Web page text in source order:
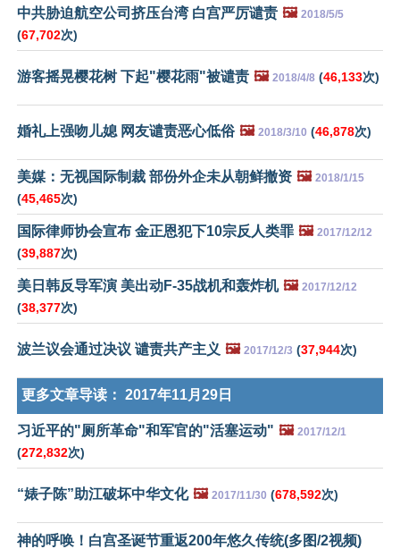
中共胁迫航空公司挤压台湾 白宫严厉谴责 🖼️ 2018/5/5
(67,702次)
游客摇晃樱花树 下起"樱花雨"被谴责 🖼️ 2018/4/8 (46,133次)
婚礼上强吻儿媳 网友谴责恶心低俗 🖼️ 2018/3/10 (46,878次)
美媒：无视国际制裁 部份外企未从朝鲜撤资 🖼️ 2018/1/15
(45,465次)
国际律师协会宣布 金正恩犯下10宗反人类罪 🖼️ 2017/12/12
(39,887次)
美日韩反导军演 美出动F-35战机和轰炸机 🖼️ 2017/12/12
(38,377次)
波兰议会通过决议 谴责共产主义 🖼️ 2017/12/3 (37,944次)
更多文章导读： 2017年11月29日
习近平的"厕所革命"和军官的"活塞运动" 🖼️ 2017/12/1
(272,832次)
“婊子陈”助江破坏中华文化 🖼️ 2017/11/30 (678,592次)
神的呼唤！白宫圣诞节重返200年悠久传统(多图/2视频)